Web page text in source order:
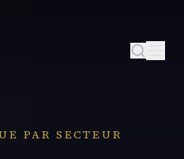
PAR SECTEUR